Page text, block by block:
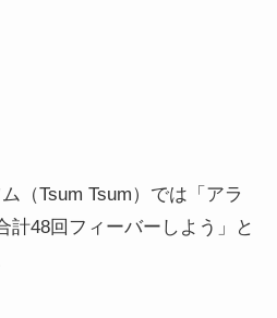
（Tsum Tsum）では「アラ
計48回フィーバーしよう」と